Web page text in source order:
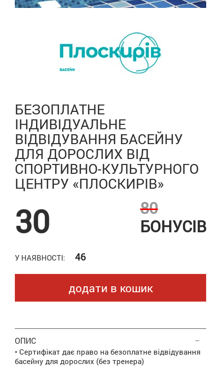
БЕЗОПЛАТНЕ
ІНДИВІДУАЛЬНЕ
ВІДВІДУВАННЯ БАСЕЙНУ
ДЛЯ ДОРОСЛИХ ВІД
СПОРТИВНО-КУЛЬТУРНОГО
ЦЕНТРУ «ПЛОСКИРІВ»
30
80
БОНУСІВ
У НАЯВНОСТІ: 46
додати в кошик
ОПИС
• Сертифікат дає право на безоплатне відвідування
басейну для дорослих (без тренера)